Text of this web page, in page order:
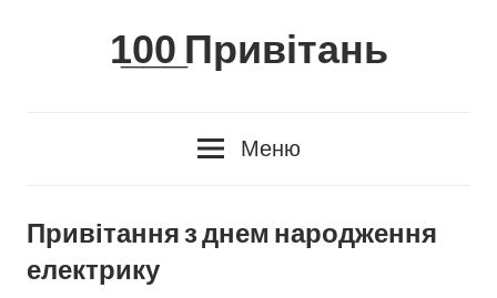
1̲0̲0̲ Привітань
Меню
Привітання з днем народження
електрику